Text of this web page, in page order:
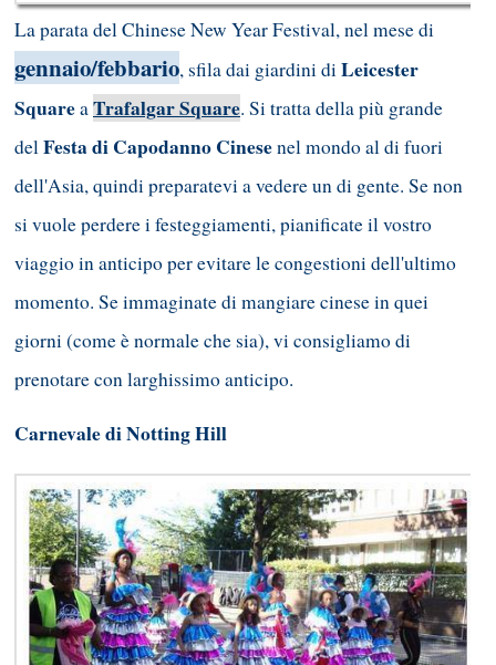
La parata del Chinese New Year Festival, nel mese di
gennaio/febbario, sfila dai giardini diLeicester
SquareaTrafalgar Square. Si tratta della più grande
delFesta di Capodanno Cinesenel mondo al di fuori
dell'Asia, quindi preparatevi a vedere un di gente. Se non
si vuole perdere i festeggiamenti, pianificate il vostro
viaggio in anticipo per evitare le congestioni dell'ultimo
momento. Se immaginate di mangiare cinese in quei
giorni (come è normale che sia), vi consigliamo di
prenotare con larghissimo anticipo.
Carnevale di Notting Hill